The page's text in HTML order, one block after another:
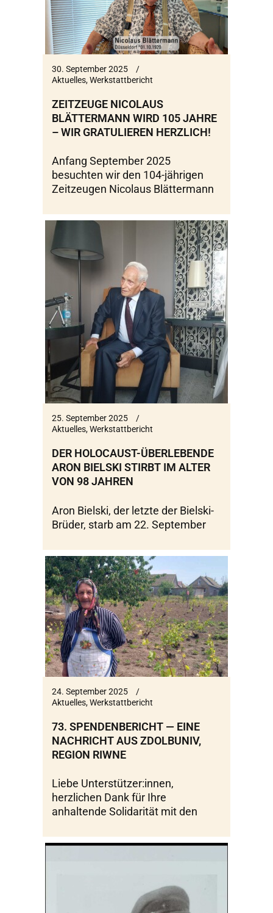
30. September 2025
Aktuelles,Werkstattbericht
ZEITZEUGE NICOLAUS
BLÄTTERMANN WIRD 105 JAHRE
– WIR GRATULIEREN HERZLICH!
Anfang September 2025
besuchten wir den 104-jährigen
Zeitzeugen Nicolaus Blättermann
25. September 2025
Aktuelles,Werkstattbericht
DER HOLOCAUST-ÜBERLEBENDE
ARON BIELSKI STIRBT IM ALTER
VON 98 JAHREN
Aron Bielski, der letzte der Bielski-
Brüder, starb am 22. September
24. September 2025
Aktuelles,Werkstattbericht
73. SPENDENBERICHT — EINE
NACHRICHT AUS ZDOLBUNIV,
REGION RIWNE
Liebe Unterstützer:innen,
herzlichen Dank für Ihre
anhaltende Solidarität mit den